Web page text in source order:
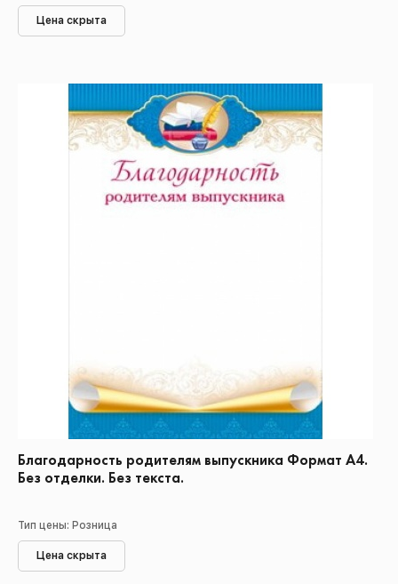
Цена скрыта
Благодарность родителям выпускника Формат А4.
Без отделки. Без текста.
Тип цены: Розница
Цена скрыта